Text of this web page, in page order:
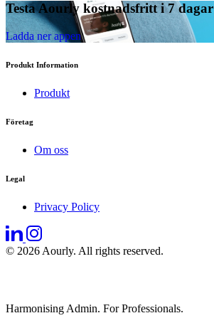
Testa Aourly kostnadsfritt i 7 dagar
Ladda ner appen
Produkt Information
Produkt
Företag
Om oss
Legal
Privacy Policy
© 2026 Aourly. All rights reserved.
Harmonising Admin. For Professionals.